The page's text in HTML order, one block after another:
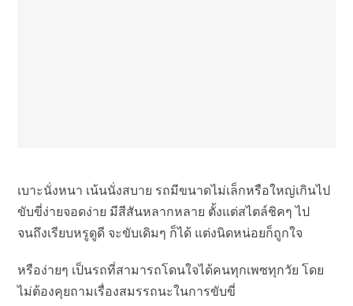
เบาะนั่งหนา เน้นนั่งสบาย รถมีขนาดไม่เล็กหรือใหญ่เกินไป
ขับขี่ง่ายจอดง่าย มีสีสันหลากหลาย ตั้งแต่สไตล์ชิคๆ ไป
จนถึงเรียบหรูดูดี จะขับเดิมๆ ก็ได้ แต่งนิดหน่อยก็ถูกใจ
หรือง่ายๆ เป็นรถที่สามารถโดนใจได้คนทุกเพซทุกวัย โดย
ไม่ต้องคุยถามเรื่องสมรรถนะในการขับขี่